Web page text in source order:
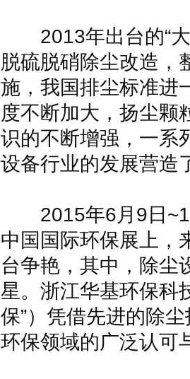
2013年出台的“大
脱硫脱硝除尘改造，
施，我国排尘标准进
度不断加大，扬尘颗
识的不断增强，一系
设备行业的发展营造
2015年6月9日
中国国际环保展上，
台争艳，其中，除尘
星。浙江华基环保科
保”）凭借先进的除
环保领域的广泛认可